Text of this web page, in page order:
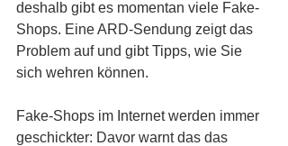
deshalb gibt es momentan viele Fake-
Shops. Eine ARD-Sendung zeigt das
Problem auf und gibt Tipps, wie Sie
sich wehren können.
Fake-Shops im Internet werden immer
geschickter: Davor warnt das das